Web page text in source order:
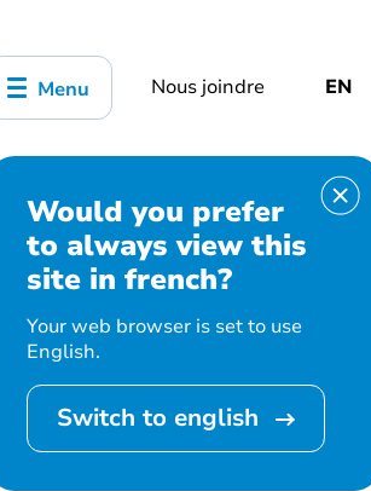
Menu Nous joindre EN
Would you prefer
to always view this
site in french?
Your web browser is set to use
English.
Switch to english
Accueil Bibliothèque, culture, sports
Contes et comptines
Cet événement